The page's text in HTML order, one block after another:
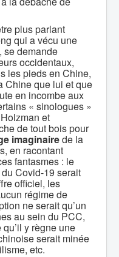
plus parlant
qui a vécu une
se demande
occidentaux,
les pieds en Chine,
Chine que lui et que
en incombe aux
« sinologues »
et
de tout bois pour
imaginairede la
en racontant
fantasmes : le
Covid-19 serait
officiel, les
régime de
ne serait qu’un
au sein du PCC,
y règne une
serait minée
etc.